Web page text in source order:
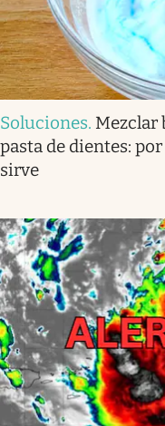
Soluciones. Mezclar
pasta de dientes:
sirve